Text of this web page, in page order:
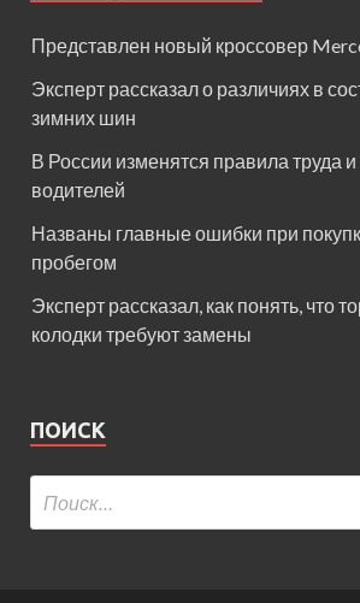
Представлен новый кроссовер
Эксперт рассказал о различиях в
зимних шин
В России изменятся правила труда
водителей
Названы главные ошибки при
пробегом
Эксперт рассказал, как понять, что
колодки требуют замены
ПОИСК